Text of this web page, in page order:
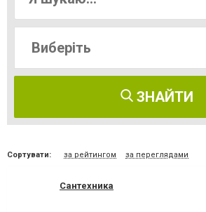
ЗНАЙТИ
Сортувати: за рейтингом за переглядами
Сантехника